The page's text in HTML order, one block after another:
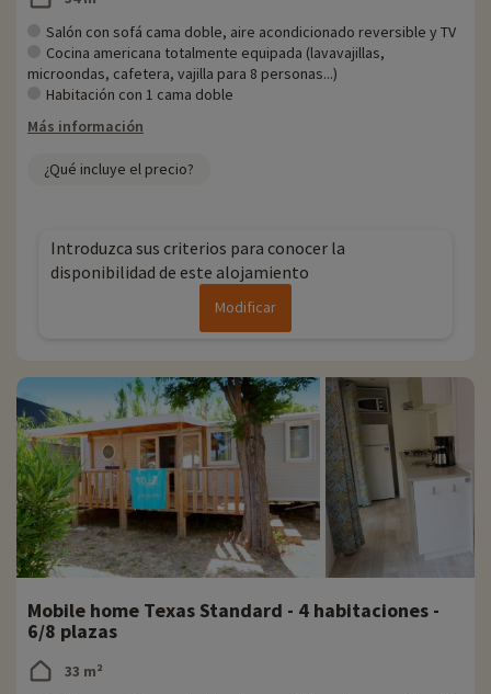
Salón con sofá cama doble, aire acondicionado reversible y TV
Cocina americana totalmente equipada (lavavajillas,
microondas, cafetera, vajilla para 8 personas...)
Habitación con 1 cama doble
Más información
¿Qué incluye el precio?
Introduzca sus criterios para conocer la
disponibilidad de este alojamiento
Modificar
Mobile home Texas Standard - 4 habitaciones -
6/8 plazas
33 m²